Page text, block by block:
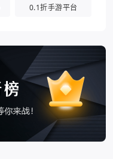
0.1折手游平台